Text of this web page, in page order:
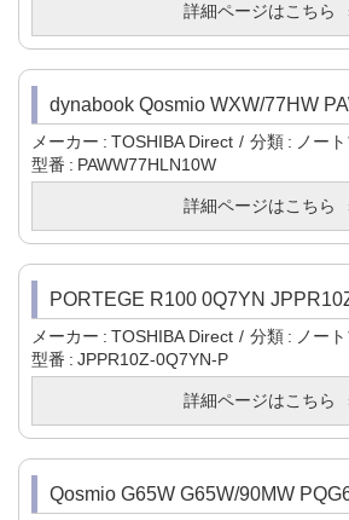
詳細ページはこちら
dynabook Qosmio WXW/77HW
メーカー TOSHIBA Direct 分類
ノー
型番
PAWW77HLN10W
詳細ページはこちら
PORTEGE R100 0Q7YN
メーカー TOSHIBA Direct 分類
ノー
型番
JPPR10Z-0Q7YN-P
詳細ページはこちら
Qosmio G65W G65W/90MW